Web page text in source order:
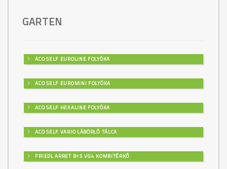
GARTEN
ACO SELF EUROLINE FOLYÓKA
ACO SELF EUROMINI FOLYÓKA
ACO SELF HEXALINE FOLYÓKA
ACO SELF VARIO LÁBÖRLŐ TÁLCA
FRIEDL ARRET B15 VG4 KOMBITÉRKŐ